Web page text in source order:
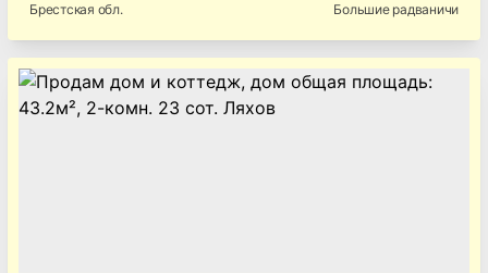
Брестская обл. Большие радваничи